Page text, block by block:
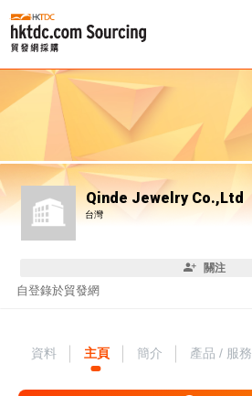
Qinde Jewelry Co.,Ltd
台灣
關注
自登錄於貿發網
資料 主頁 簡介 產品 / 服務